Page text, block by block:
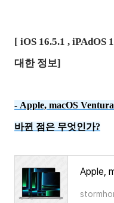
[ iOS 16.5.1 , iPAdOS
대한 정보]
- Apple, macOS
바뀐 점은 무엇인가?